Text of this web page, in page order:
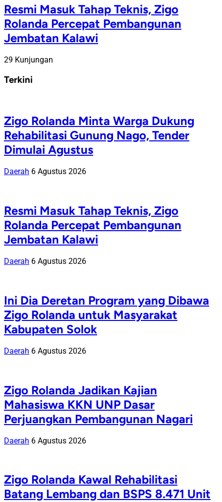
Resmi Masuk Tahap Teknis, Zigo
Rolanda Percepat Pembangunan
Jembatan Kalawi
29 Kunjungan
Terkini
Zigo Rolanda Minta Warga Dukung
Rehabilitasi Gunung Nago, Tender
Dimulai Agustus
Daerah 6 Agustus 2026
Resmi Masuk Tahap Teknis, Zigo
Rolanda Percepat Pembangunan
Jembatan Kalawi
Daerah 6 Agustus 2026
Ini Dia Deretan Program yang Dibawa
Zigo Rolanda untuk Masyarakat
Kabupaten Solok
Daerah 6 Agustus 2026
Zigo Rolanda Jadikan Kajian
Mahasiswa KKN UNP Dasar
Perjuangkan Pembangunan Nagari
Daerah 6 Agustus 2026
Zigo Rolanda Kawal Rehabilitasi
Batang Lembang dan BSPS 8.471 Unit